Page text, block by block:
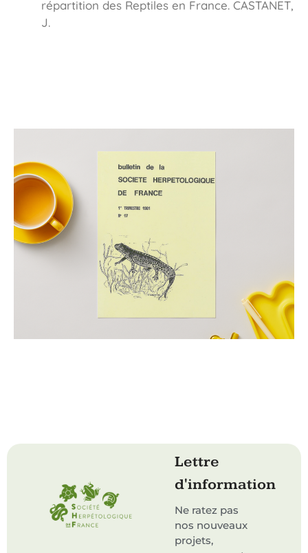
répartition des Reptiles en France. CASTANET,
J.
Lettre
d'information
Ne ratez pas
nos nouveaux
projets,